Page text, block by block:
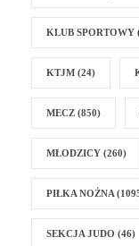
KLUB SPORTOWY
KTJM (24)
MECZ (850)
MŁODZICY (260)
PIŁKA NOŻNA
SEKCJA JUDO (46)